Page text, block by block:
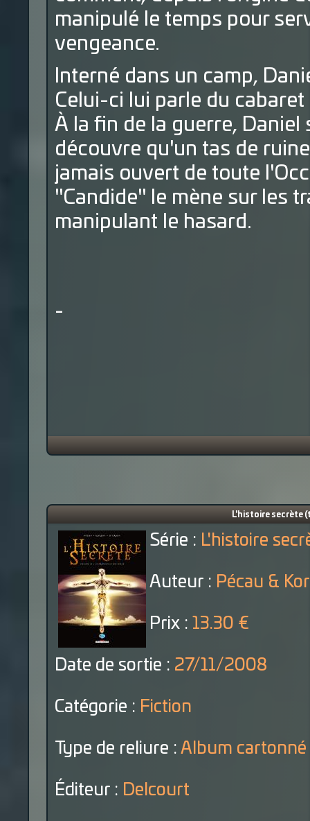
manipulé le temps pour
vengeance.
Interné dans un camp,
Celui-ci lui parle du
À la fin de la guerre, Daniel
découvre qu'un tas de
jamais ouvert de toute
"Candide" le mène sur les
manipulant le hasard.
-
L'histoire secrète
Série : L'histoire
Auteur : Pécau &
Prix : 13.30 €
Date de sortie : 27/11/2008
Catégorie : Fiction
Type de reliure : Album cartonné
Éditeur : Delcourt